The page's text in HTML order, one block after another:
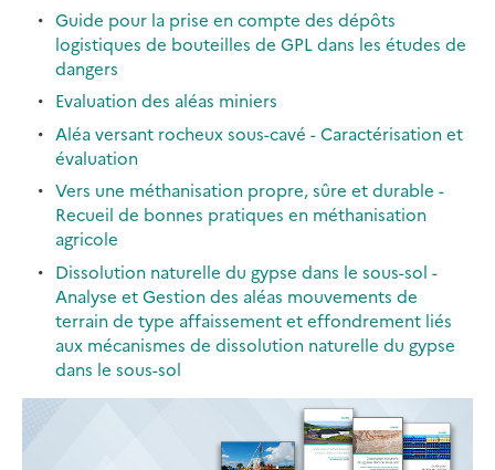
Guide pour la prise en compte des dépôts
logistiques de bouteilles de GPL dans les études de
dangers
Evaluation des aléas miniers
Aléa versant rocheux sous-cavé - Caractérisation et
évaluation
Vers une méthanisation propre, sûre et durable -
Recueil de bonnes pratiques en méthanisation
agricole
Dissolution naturelle du gypse dans le sous-sol -
Analyse et Gestion des aléas mouvements de
terrain de type affaissement et effondrement liés
aux mécanismes de dissolution naturelle du gypse
dans le sous-sol